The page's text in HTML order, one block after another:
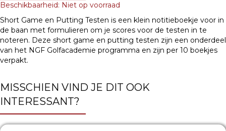
Beschikbaarheid: Niet op voorraad
Short Game en Putting Testen is een klein notitieboekje voor in
de baan met formulieren om je scores voor de testen in te
noteren. Deze short game en putting testen zijn een onderdeel
van het NGF Golfacademie programma en zijn per 10 boekjes
verpakt.
MISSCHIEN VIND JE DIT OOK
INTERESSANT?